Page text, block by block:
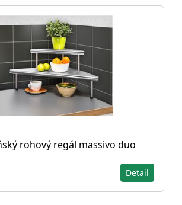
rohový regál massivo duo
Detail